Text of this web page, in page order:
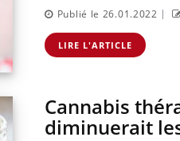
Publié le 26.01.2022 |
LIRE L'ARTICLE
Cannabis
diminuerait
Syndrome métabolique :
quels sont les meilleurs
exercices physiques ?
Comment éviter une otite
pendant les vacances ?